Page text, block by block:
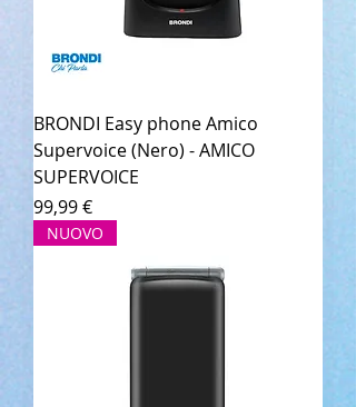
BRONDI Easy phone Amico
Supervoice (Nero) - AMICO
SUPERVOICE
Prezzo
99,99 €
NUOVO